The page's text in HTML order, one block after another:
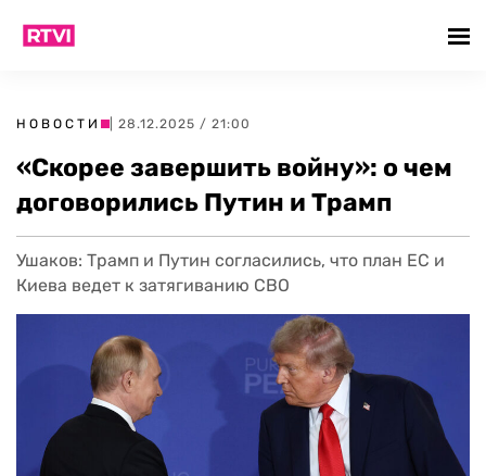
НОВОСТИ | 28.12.2025 / 21:00
«Скорее завершить войну»: о чем
договорились Путин и Трамп
Ушаков: Трамп и Путин согласились, что план ЕС и
Киева ведет к затягиванию СВО